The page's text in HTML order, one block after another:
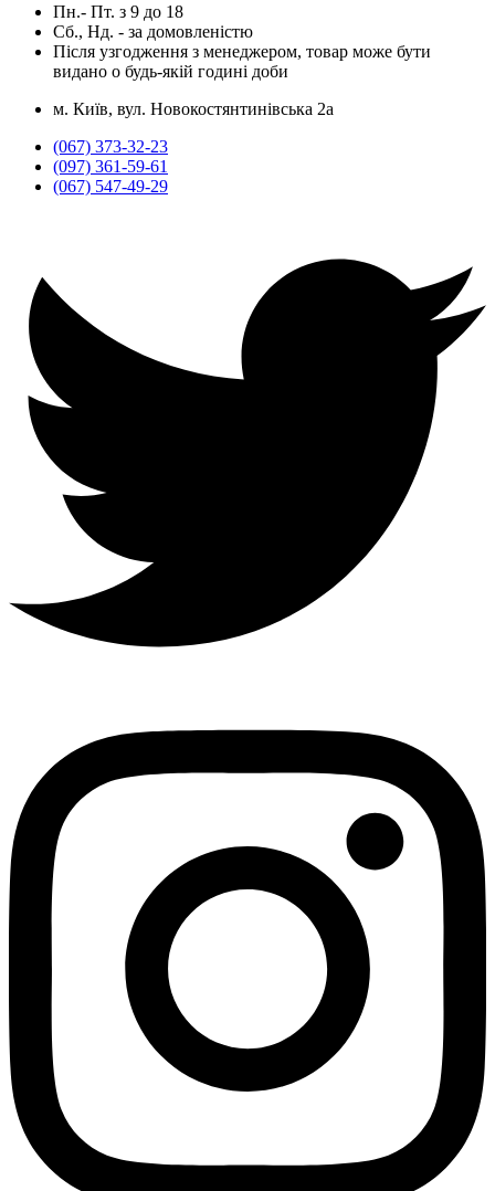
Пн.- Пт. з 9 до 18
Сб., Нд. - за домовленістю
Після узгодження з менеджером, товар може бути
видано о будь-якій годині доби
м. Київ, вул. Новокостянтинівська 2а
(067) 373-32-23
(097) 361-59-61
(067) 547-49-29